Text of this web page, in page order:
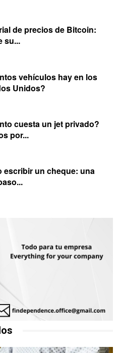
de precios de Bitcoin:
su...
vehículos hay en los
Unidos?
cuesta un jet privado?
por...
escribir un cheque: una